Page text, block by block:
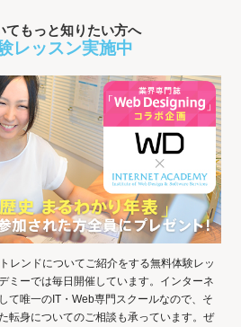
てもっと知りたい方へ
レッスン実施中
レンドについてご紹介をする無料体験レッ
ミーでは毎日開催しています。インターネ
て唯一のIT・Web専門スクールなので、そ
転身についてのご相談も承っています。ぜ